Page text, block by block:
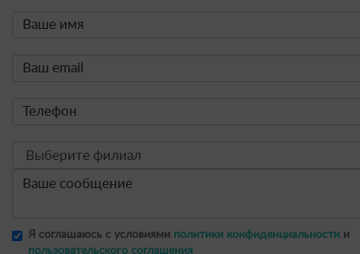
Я соглашаюсь с условиями политики конфиденциальности и
пользовательского соглашения